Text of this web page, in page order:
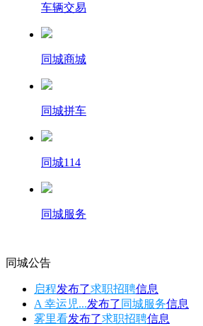
车辆交易
同城商城
同城拼车
同城114
同城服务
同城公告
启程发布了求职招聘信息
A 幸运児...发布了 同城服务信息
雾里看发布了求职招聘信息